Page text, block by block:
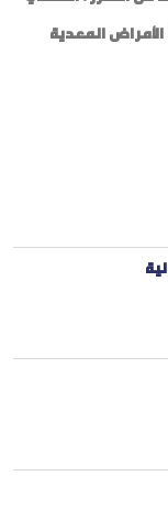
الأمراض المعدية